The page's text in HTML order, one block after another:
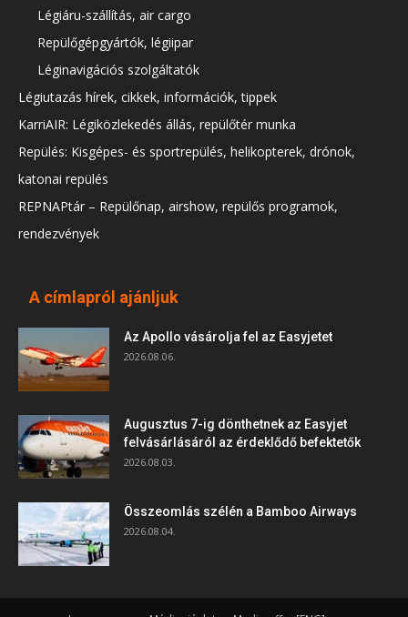
Légiáru-szállítás, air cargo
Repülőgépgyártók, légiipar
Léginavigációs szolgáltatók
Légiutazás hírek, cikkek, információk, tippek
KarriAIR: Légiközlekedés állás, repülőtér munka
Repülés: Kisgépes- és sportrepülés, helikopterek, drónok,
katonai repülés
REPNAPtár – Repülőnap, airshow, repülős programok,
rendezvények
A címlapról ajánljuk
Az Apollo vásárolja fel az Easyjetet
2026.08.06.
Augusztus 7-ig dönthetnek az Easyjet
felvásárlásáról az érdeklődő befektetők
2026.08.03.
Összeomlás szélén a Bamboo Airways
2026.08.04.